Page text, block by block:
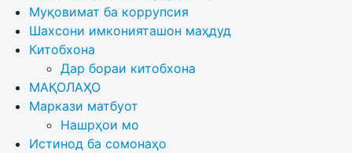
Муқовимат ба коррупсия
Шахсони имконияташон маҳдуд
Китобхона
Дар бораи китобхона
МАҚОЛАҲО
Маркази матбуот
Нашрҳои мо
Истинод ба сомонаҳо